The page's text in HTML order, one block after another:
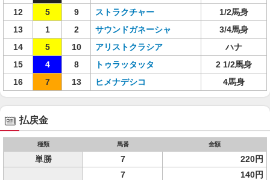
12
5 9 ストラクチャー
1/2馬身
13
1 2 サウンドガネーシャ
3/4馬身
14
5 10 アリストクラシア
ハナ
15
4 8 トゥラッタッタ
2 1/2馬身
16
7 13 ヒメナデシコ 4馬身
払戻金
種類 馬番 金額
単勝 7 220円
7
140円